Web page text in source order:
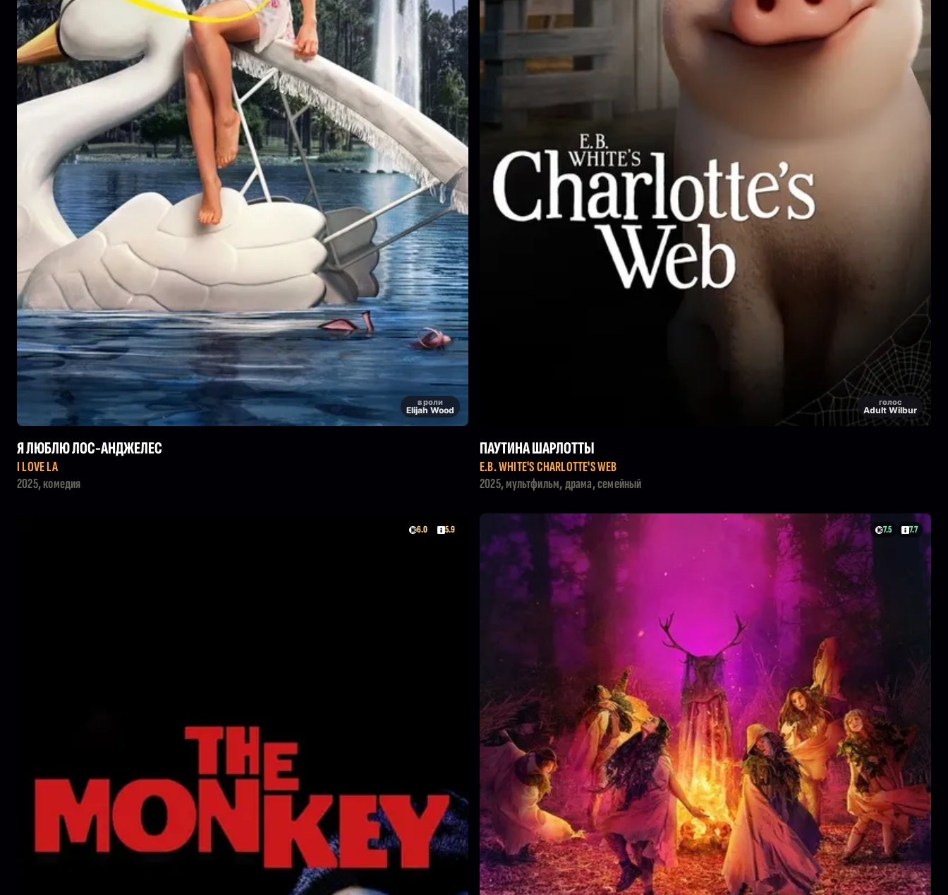
в роли
Elijah Wood
Я ЛЮБЛЮ ЛОС-АНДЖЕЛЕС
I LOVE LA
2025, комедия
голос
Adult Wilbur
ПАУТИНА ШАРЛОТТЫ
E.B. WHITE'S CHARLOTTE'S WEB
2025, мультфильм, драма, семейный
6.0 5.9 7.5 7.7